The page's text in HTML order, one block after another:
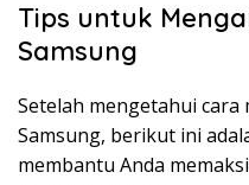
Tips untuk
Samsung
Setelah mengetahui
Samsung, berikut ini
membantu Anda